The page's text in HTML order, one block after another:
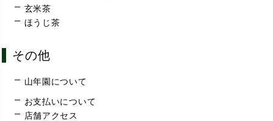
玄米茶
ほうじ茶
その他
山年園について
お支払いについて
店舗アクセス